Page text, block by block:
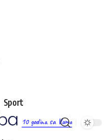
10 godina sa Vama
Sport